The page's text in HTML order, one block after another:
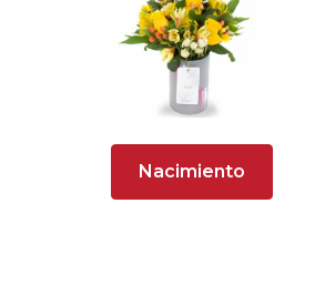
Nacimiento